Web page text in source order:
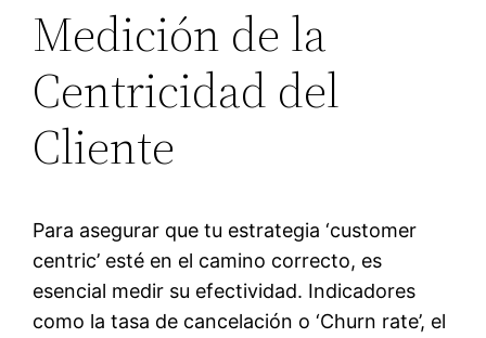
Medición de la
Centricidad del
Cliente
Para asegurar que tu estrategia ‘customer
centric’ esté en el camino correcto, es
esencial medir su efectividad. Indicadores
como la tasa de cancelación o ‘Churn rate’, el